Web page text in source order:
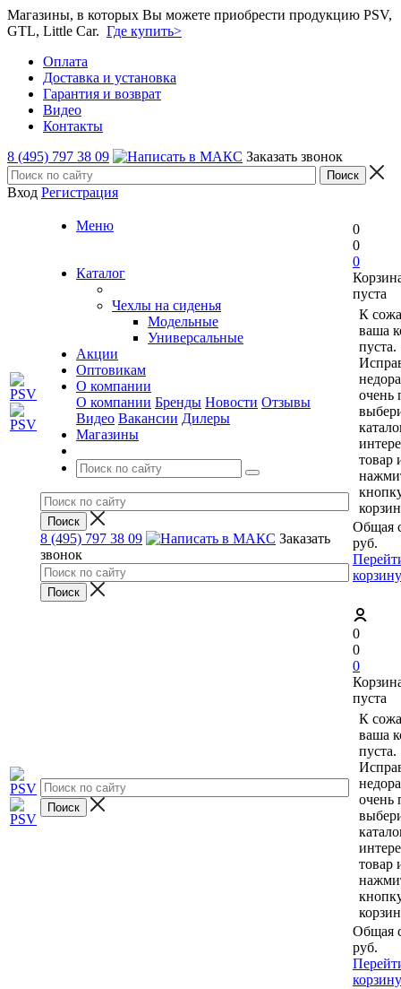
Магазины, в которых Вы можете приобрести продукцию PSV,
GTL, Little Car. Где купить>
Оплата
Доставка и установка
Гарантия и возврат
Видео
Контакты
8 (495) 797 38 09
Заказать звонок
Вход Регистрация
Меню
Каталог
Чехлы на сиденья
Модельные
Универсальные
Акции
Оптовикам
О компании
О компании Бренды Новости Отзывы
Видео Вакансии Дилеры
Магазины
8 (495) 797 38 09
Заказать
звонок
0
0
0
пуста
К
ваша
пуста.
очень
товар
Общая
руб.
корзину
0
0
0
пуста
К
ваша
пуста.
очень
товар
Общая
руб.
корзину